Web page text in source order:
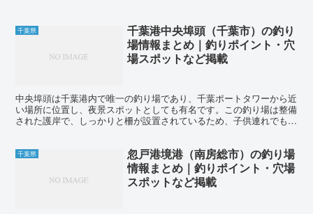
千葉県
千葉港中央埠頭（千葉市）の釣り
場情報まとめ｜釣りポイント・穴
場スポットなど掲載
中央埠頭は千葉港内で唯一の釣り場であり、千葉ポートタワーから近
い場所に位置し、夜景スポットとしても有名です。この釣り場は整備
された護岸で、しっかりと柵が設置されているため、子供連れでも安
千葉県
忽戸港境港（南房総市）の釣り場
情報まとめ｜釣りポイント・穴場
スポットなど掲載